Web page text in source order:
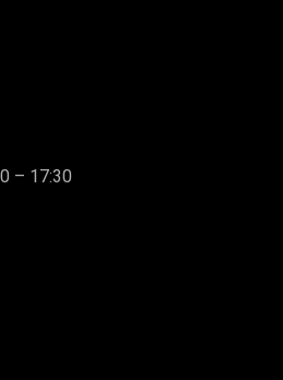
– 17:30